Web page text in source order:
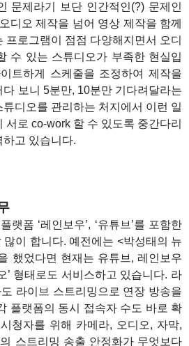
문제라기 보단 인간적인(?) 문제인
디오 제작을 넘어 영상 제작을 함께
프로그램이 점점 다양해지면서 오디
수 있는 스튜디오가 부족한 현실입
트하게 스케줄을 조정하여 제작을
보니 5분만, 10분만 기다려달라는
디오를 관리하는 처지에서 이런 일
서로 co-work 할 수 있도록 중간다리
고 있습니다.
랫폼 ‘레인보우’, ‘유튜브’를 포함한
이 합니다. 예전에는 <박성태의 뉴
했었다면 현재는 유튜브, 레인보우
’ 형태로도 서비스하고 있습니다. 라
라이브 스트리밍으로 연장 방송을
플랫폼의 동시 접속자 수도 바로 확
청자를 위해 카메라, 오디오, 자막,
의 스트리밍 송출 안정화가 무엇보다